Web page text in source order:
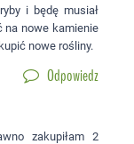
i będę musiał
na nowe kamienie
nowe rośliny.
Odpowiedz
zakupiłam 2